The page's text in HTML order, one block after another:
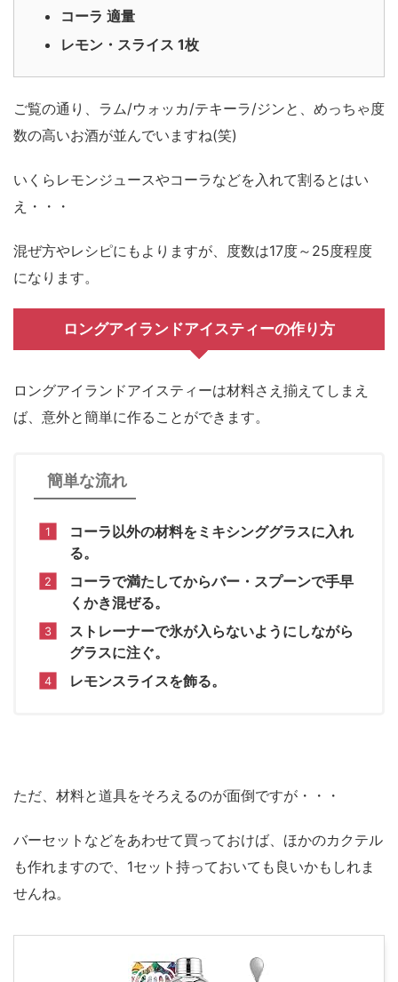
コーラ 適量
レモン・スライス 1枚
ご覧の通り、ラム/ウォッカ/テキーラ/ジンと、めっちゃ度
数の高いお酒が並んでいますね(笑)
いくらレモンジュースやコーラなどを入れて割るとはい
え・・・
混ぜ方やレシピにもよりますが、度数は17度～25度程度
になります。
ロングアイランドアイスティーの作り方
ロングアイランドアイスティーは材料さえ揃えてしまえ
ば、意外と簡単に作ることができます。
簡単な流れ
コーラ以外の材料をミキシンググラスに入れ
る。
コーラで満たしてからバー・スプーンで手早
くかき混ぜる。
ストレーナーで氷が入らないようにしながら
グラスに注ぐ。
レモンスライスを飾る。
ただ、材料と道具をそろえるのが面倒ですが・・・
バーセットなどをあわせて買っておけば、ほかのカクテル
も作れますので、1セット持っておいても良いかもしれま
せんね。